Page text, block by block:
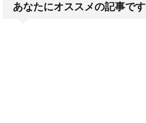
あなたにオススメの記事です